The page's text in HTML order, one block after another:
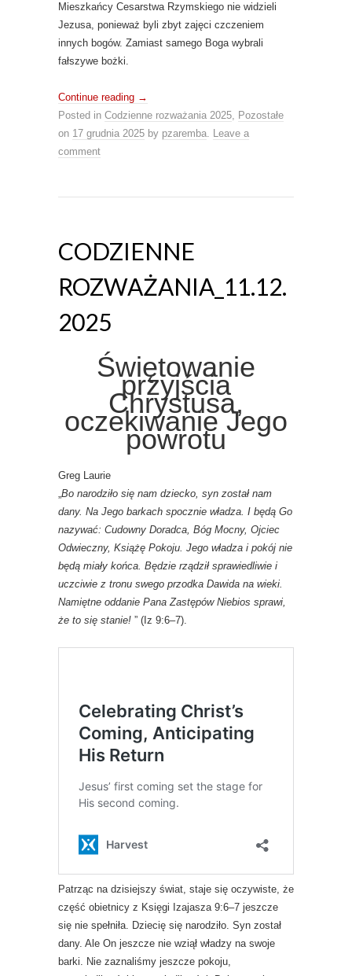
Mieszkańcy Cesarstwa Rzymskiego nie widzieli
Jezusa, ponieważ byli zbyt zajęci czczeniem
innych bogów. Zamiast samego Boga wybrali
fałszywe bożki.
Continue reading →
Posted in Codzienne rozważania 2025, Pozostałe
on 17 grudnia 2025 by pzaremba. Leave a
comment
CODZIENNE
ROZWAŻANIA_11.12.
2025
Świętowanie
przyjścia
Chrystusa,
oczekiwanie Jego
powrotu
Greg Laurie
„Bo narodziło się nam dziecko, syn został nam
dany. Na Jego barkach spocznie władza. I będą Go
nazywać: Cudowny Doradca, Bóg Mocny, Ojciec
Odwieczny, Książę Pokoju. Jego władza i pokój nie
będą miały końca. Będzie rządził sprawiedliwie i
uczciwie z tronu swego przodka Dawida na wieki.
Namiętne oddanie Pana Zastępów Niebios sprawi,
że to się stanie! ” (Iz 9:6–7).
Patrząc na dzisiejszy świat, staje się oczywiste, że
część obietnicy z Księgi Izajasza 9:6–7 jeszcze
się nie spełniła. Dziecię się narodziło. Syn został
dany. Ale On jeszcze nie wziął władzy na swoje
barki. Nie zaznaliśmy jeszcze pokoju,